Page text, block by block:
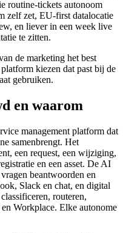
routine-tickets autonoom
zelf zet, EU-first datalocatie
en liever in een week live
te zitten.
de marketing het best
kiezen dat past bij de
gebruiken.
en waarom
management platform dat
samenbrengt. Het
een request, een wijziging,
en een asset. De AI
beantwoorden en
Slack en chat, en digital
routeren,
Workplace. Elke autonome